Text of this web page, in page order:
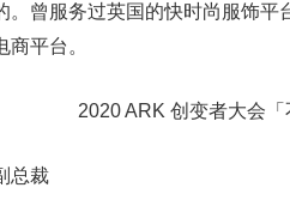
。曾服务过英国的快时尚服饰
平台。
总裁